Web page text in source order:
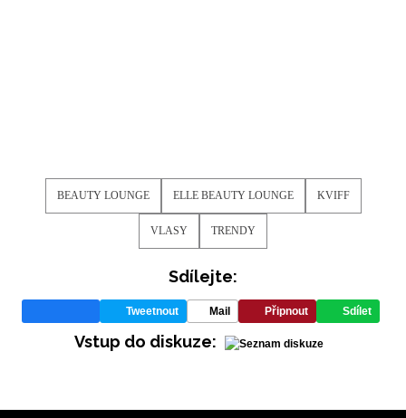
BEAUTY LOUNGE ELLE BEAUTY LOUNGE KVIFF
VLASY TRENDY
Sdílejte:
Tweetnout Mail Připnout Sdílet
Vstup do diskuze: